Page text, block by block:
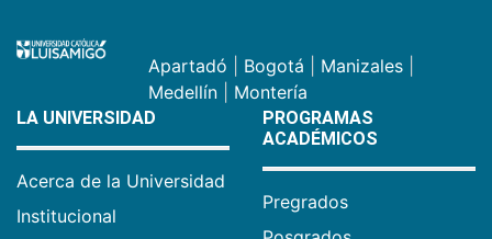
Apartadó Bogotá Manizales
Medellín
Montería
LA UNIVERSIDAD
Acerca de la Universidad
Institucional
PROGRAMAS
ACADÉMICOS
Pregrados